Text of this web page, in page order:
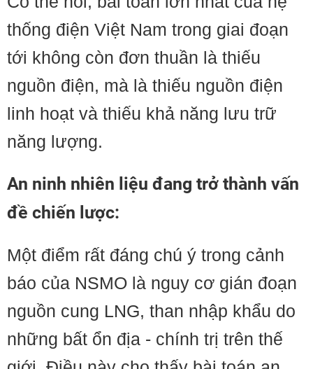
thống điện Việt Nam trong giai đoạn
tới không còn đơn thuần là thiếu
nguồn điện, mà là thiếu nguồn điện
linh hoạt và thiếu khả năng lưu trữ
năng lượng.
An ninh nhiên liệu đang trở thành vấn
đề chiến lược:
Một điểm rất đáng chú ý trong cảnh
báo của NSMO là nguy cơ gián đoạn
nguồn cung LNG, than nhập khẩu do
những bất ổn địa - chính trị trên thế